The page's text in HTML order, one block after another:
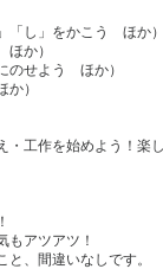
し」をかこう ほか）
か）
のせよう ほか）
）
工作を始めよう！楽
もアツアツ！
と、間違いなしです。